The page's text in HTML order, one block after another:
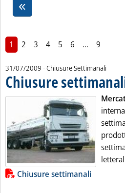
1 2 3 4 5 6 ... 9
31/07/2009 - Chiusure Settimanali
Chiusure
Lista allegati PDF alla
Chiusure settimanali